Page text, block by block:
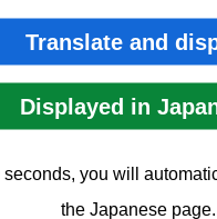
Translate and
Displayed in
seconds, you will
the Japanese page.
の情報は見つけやすかっ
やすかった
2：ふつ